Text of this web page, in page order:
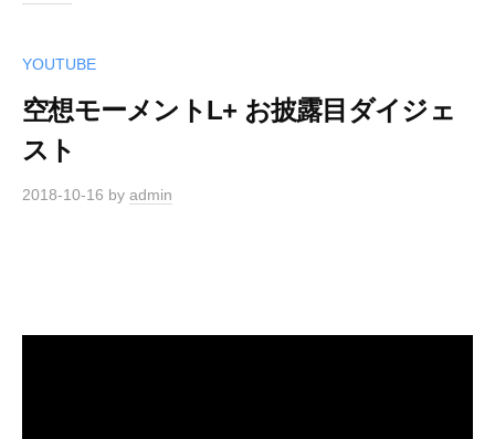
YOUTUBE
空想モーメントL+ お披露目ダイジェ
スト
2018-10-16 by admin